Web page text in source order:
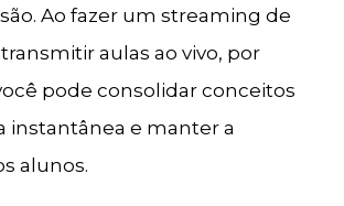
Ao fazer um streaming de
aulas ao vivo, por
pode consolidar conceitos
instantânea e manter a
alunos.